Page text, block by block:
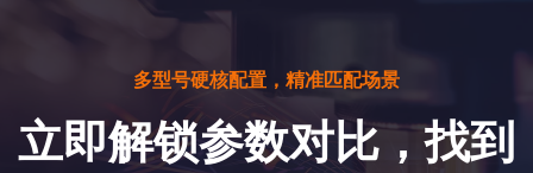
多型号硬核配置，精准匹配场景
立即解锁参数对比，找到